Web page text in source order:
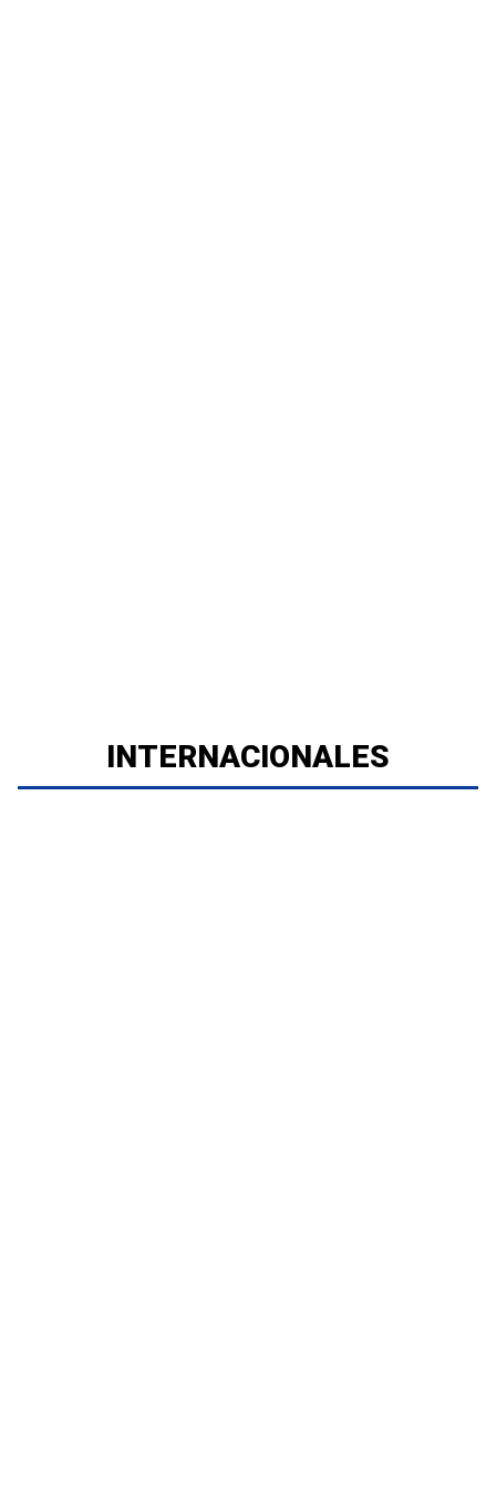
INTERNACIONALES